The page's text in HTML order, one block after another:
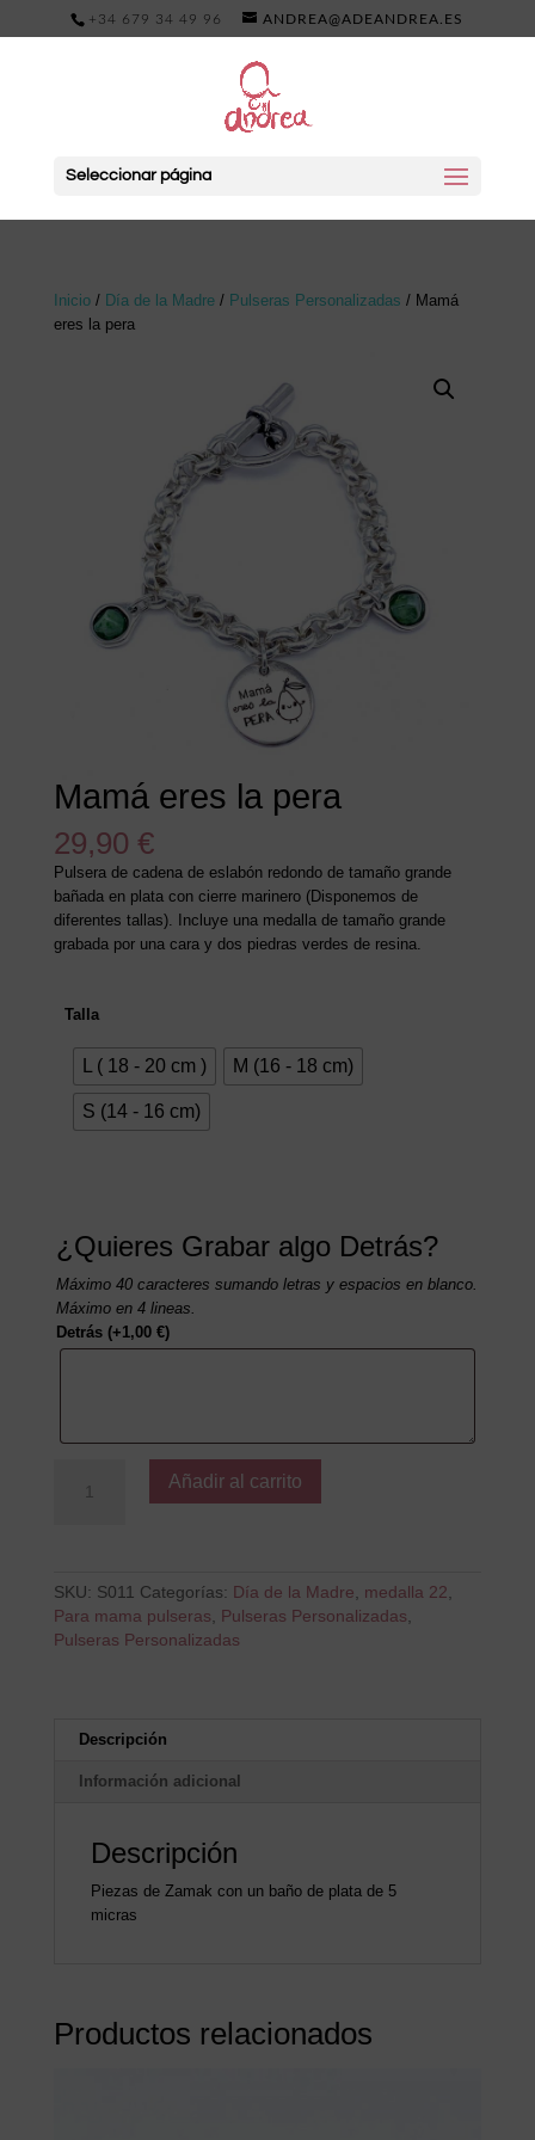
+34 679 34 49 96 ANDREA@ADEANDREA.ES
Seleccionar página
Inicio/ Día de la Madre/ Pulseras Personalizadas / Mamá
eres la pera
Mamá eres la pera
29,90 €
Pulsera de cadena de eslabón redondo de tamaño grande
bañada en plata con cierre marinero (Disponemos de
diferentes tallas). Incluye una medalla de tamaño grande
grabada por una cara y dos piedras verdes de resina.
Talla
L ( 18 - 20 cm ) M (16 - 18 cm)
S (14 - 16 cm)
¿Quieres Grabar algo Detrás?
Máximo 40 caracteres sumando letras y espacios en blanco.
Máximo en 4 lineas.
Detrás (+1,00 €)
Añadir al carrito
SKU: S011 Categorías: Día de la Madre, medalla 22,
Para mama pulseras, Pulseras Personalizadas,
Pulseras Personalizadas
Descripción
Información adicional
Descripción
Piezas de Zamak con un baño de plata de 5
micras
Productos relacionados